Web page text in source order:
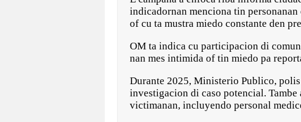
indicadornan menciona tin
of cu ta mustra miedo constante den
OM ta indica cu participacion di
nan mes intimida of tin miedo pa
Durante 2025, Ministerio Publico,
investigacion di caso potencial.
victimanan, incluyendo personal